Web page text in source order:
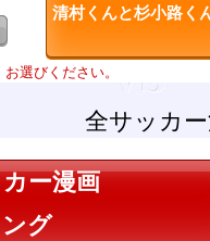
選びください。
全サッカ
ー漫画
グ